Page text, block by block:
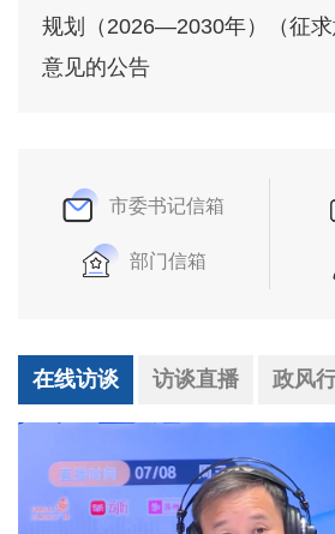
规划（2026—2030年）（征求
意见的公告
市委书记信箱
部门信箱
在线访谈 访谈直播 政风